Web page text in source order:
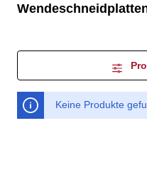
Keine Produkte